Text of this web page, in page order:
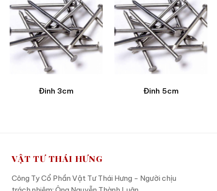
Đinh 3cm Đinh 5cm
VẬT TƯ THÁI HƯNG
Công Ty Cổ Phần Vật Tư Thái Hưng - Người chịu